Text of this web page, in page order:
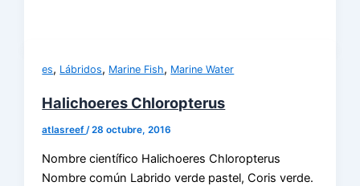
es, Lábridos, Marine Fish, Marine Water
Halichoeres Chloropterus
atlasreef/28 octubre, 2016
Nombre científico Halichoeres Chloropterus
Nombre común Labrido verde pastel, Coris verde.